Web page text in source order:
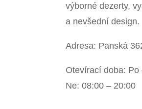
výborné dezerty,
a nevšední design.
Adresa: Panská
Otevírací doba:
Ne: 08:00 – 20:00